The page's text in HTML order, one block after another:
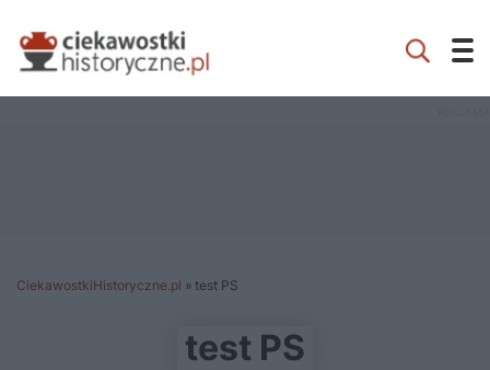
CiekawostkiHistoryczne.pl » test PS
test PS